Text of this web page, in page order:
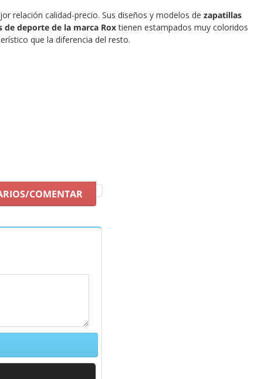
relación calidad-precio. Sus diseños y modelos de zapatillas
de deporte de la marca Roxtienen estampados muy coloridos
que la diferencia del resto.
COMENTAR